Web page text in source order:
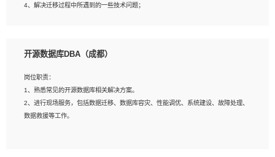
5、至少有一次及以上问答系统的项目实践，熟悉问答系统全流程开发者优先；
4、解决迁移过程中所遇到的一些技术问题；
1、专科及以上学历，三年以上工作经验，计算机等相关专业；
3、熟悉常见操作系统、存储、网络、 IO 等相关原理；
4、具有迁移工具实操经验，具备P2V、V2V迁移能力；
5、熟练华为、VMware虚拟化、云计算及云存储技术；
6、熟悉主流数据库、应用服务器、中间件部署架构和运维方法；
开源数据库DBA（成都）
岗位职责：
1、熟悉常见的开源数据库相关解决方案。
2、进行现场服务，包括数据迁移、数据库容灾、性能调优、系统建设、故障处理、
数据救援等工作。